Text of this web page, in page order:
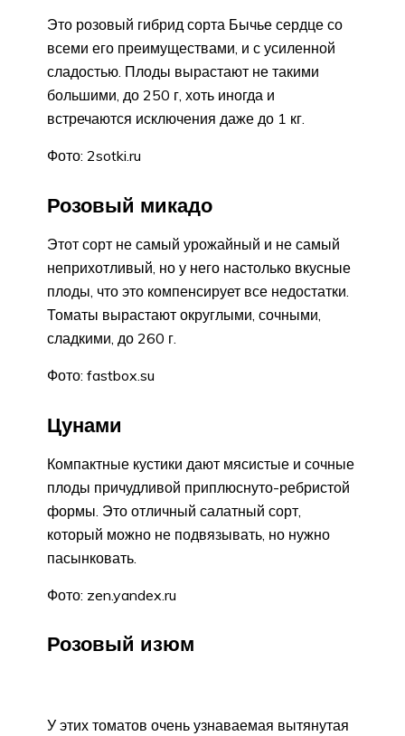
Это розовый гибрид сорта Бычье сердце со
всеми его преимуществами, и с усиленной
сладостью. Плоды вырастают не такими
большими, до 250 г, хоть иногда и
встречаются исключения даже до 1 кг.
Фото: 2sotki.ru
Розовый микадо
Этот сорт не самый урожайный и не самый
неприхотливый, но у него настолько вкусные
плоды, что это компенсирует все недостатки.
Томаты вырастают округлыми, сочными,
сладкими, до 260 г.
Фото: fastbox.su
Цунами
Компактные кустики дают мясистые и сочные
плоды причудливой приплюснуто-ребристой
формы. Это отличный салатный сорт,
который можно не подвязывать, но нужно
пасынковать.
Фото: zen.yandex.ru
Розовый изюм
У этих томатов очень узнаваемая вытянутая